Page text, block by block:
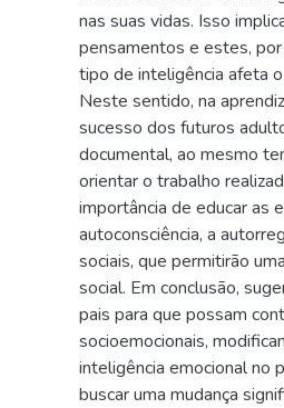
nas suas vidas. Isso
pensamentos e estes,
tipo de inteligência afeta
Neste sentido, na
sucesso dos futuros
documental, ao mesmo
orientar o trabalho
importância de educar as
autoconsciência, a
sociais, que permitirão
social. Em conclusão,
pais para que possam
socioemocionais,
inteligência emocional no
buscar uma mudança